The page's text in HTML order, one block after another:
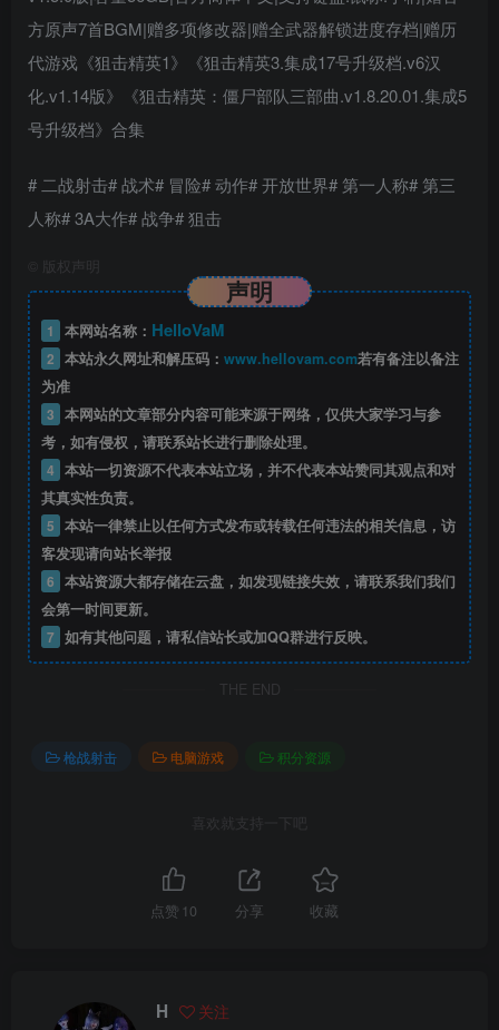
方原声7首BGM|赠多项修改器|赠全武器解锁进度存档|赠历
代游戏《狙击精英1》《狙击精英3.集成17号升级档.v6汉
化.v1.14版》《狙击精英：僵尸部队三部曲.v1.8.20.01.集成5
号升级档》合集
# 二战射击# 战术# 冒险# 动作# 开放世界# 第一人称# 第三
人称# 3A大作# 战争# 狙击
版权声明
声明
1 本网站名称： HelloVaM
2 本站永久网址和解压码： www.hellovam.com若有备注以备注
为准
3 本网站的文章部分内容可能来源于网络，仅供大家学习与参
考，如有侵权，请联系站长进行删除处理。
4 本站一切资源不代表本站立场，并不代表本站赞同其观点和对
其真实性负责。
5 本站一律禁止以任何方式发布或转载任何违法的相关信息，访
客发现请向站长举报
6 本站资源大都存储在云盘，如发现链接失效，请联系我们我们
会第一时间更新。
7 如有其他问题，请私信站长或加QQ群进行反映。
THE END
枪战射击 电脑游戏 积分资源
喜欢就支持一下吧
点赞 10 分享 收藏
H 关注